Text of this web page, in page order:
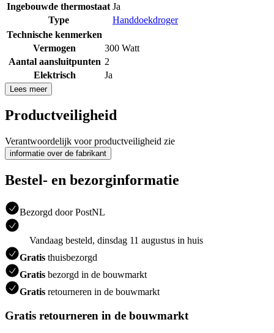
Ingebouwde thermostaat Ja
Type
Handdoekdroger
Technische kenmerken
Vermogen
300 Watt
Aantal aansluitpunten 2
Elektrisch
Ja
Lees meer
Productveiligheid
Verantwoordelijk voor productveiligheid zie
informatie over de fabrikant
Bestel- en bezorginformatie
Bezorgd door PostNL
Vandaag besteld, dinsdag 11 augustus in huis
Gratis thuisbezorgd
Gratis bezorgd in de bouwmarkt
Gratis retourneren in de bouwmarkt
Gratis retourneren in de bouwmarkt